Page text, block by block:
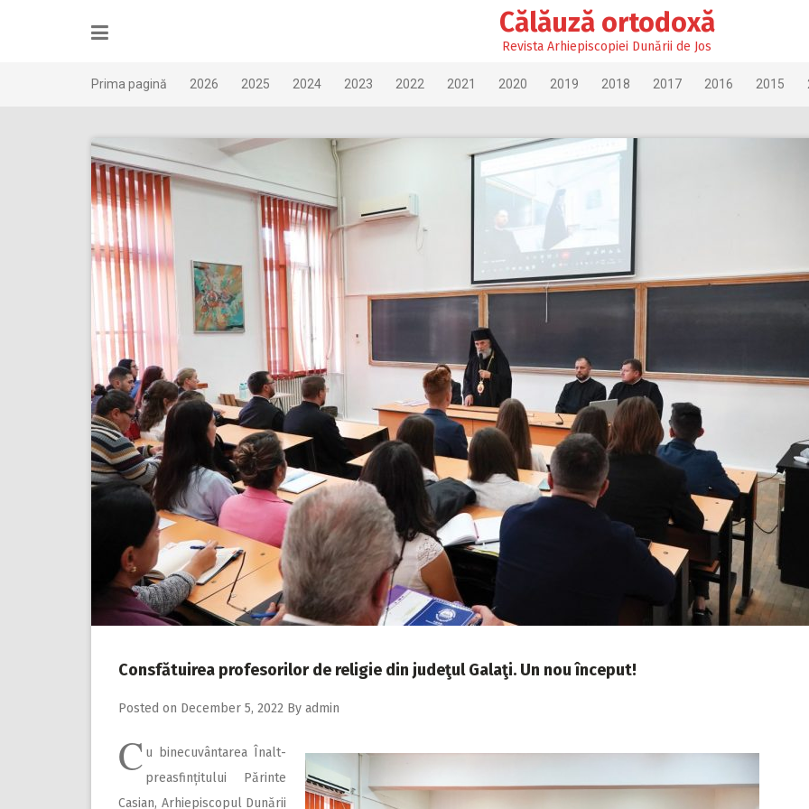
Călăuză ortodoxă
Revista Arhiepiscopiei Dunării de Jos
Prima pagină 2026 2025 2024 2023 2022 2021 2020 2019 2018 2017 2016 2015
Consfătuirea profesorilor de religie din judeţul Galaţi. Un nou început!
Posted on December 5, 2022 By admin
C u binecuvântarea Înalt­­
preasfințitului Pă­rinte
Casian, Arhiepiscopul Dunării